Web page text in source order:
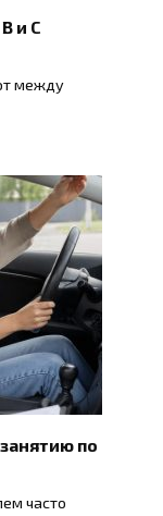
и C
между
по
часто